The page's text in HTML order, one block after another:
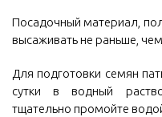
Посадочный материал,
высаживать не раньше,
Для подготовки семян
сутки в водный
тщательно промойте